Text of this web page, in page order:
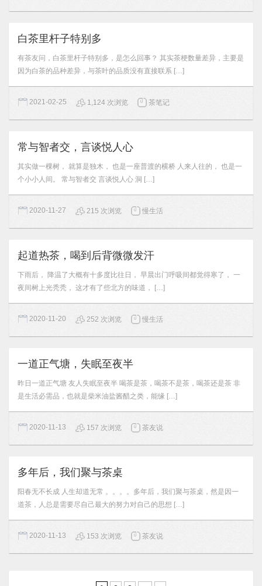
白茶里杆子特别多
有茶友问，白茶里杆子特别多，是怎么回事？ 其实茶梗数量差异，主要是
因为白茶的品种差异，与茶叶的品质没有直接联系 […]
2021-02-25 1,124 次浏览 茶笔记
常与智者交，言谈悦人心
其实做一棵树， 就算是独木， 也是一座普渡的横桥 人来人往的， 也是一
个小小人间。 常与智者交 言谈悦人心 洞 […]
2020-11-27 215 次浏览 慢生活
起道热茶，喝到后背微微发汗
下雨后， 降温了大概有十多度比往日， 早晨出门呼吸间都觉得寒了， 一
夜间树上光秃秃， 这才有了些北方的味道， […]
2020-11-20 252 次浏览 慢生活
一道正气塘，失眠至夜半
昨日一道正气塘 友人失眠至夜半 喝茶是茶，喝茶不是茶，喝茶还是茶 非
是生活必需品，也就是柴米油盐酱醋之类，能缘 […]
2020-11-13 157 次浏览 茶友说
多年后，我们聚与茶桌
阳春无不长成 人生却道无常 。。。。多年后，我们聚与茶桌，然是因一
道茶，人总是需要尽自己最大的努力对自己的思想 […]
2020-11-13 153 次浏览 茶友说